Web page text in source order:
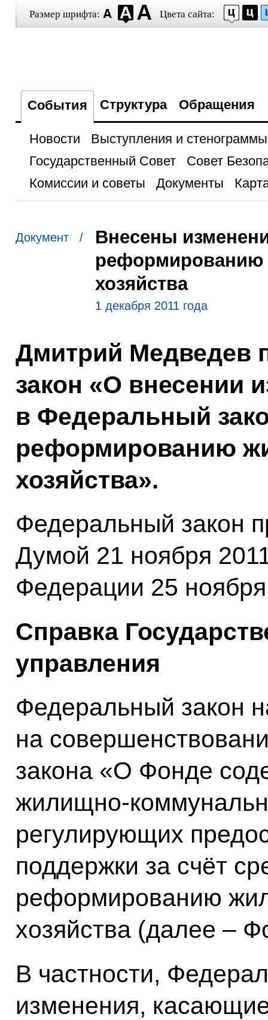
Размер шрифта: Цвета сайта:
События Структура Обращения
Новости
Выступления и стенограммы
Государственный Совет
Совет
Комиссии и советы
Документы
Документ /
Внесены
реформированию
хозяйства
1 декабря 2011 года
Дмитрий Медведев
закон «О внесении
в Федеральный
реформированию
хозяйства».
Федеральный закон
Думой 21 ноября
Федерации 25
Справка
управления
Федеральный закон
на
закона «О Фонде
жилищно-
регулирующих
поддержки за счёт
реформированию
хозяйства (далее –
В частности,
изменения,